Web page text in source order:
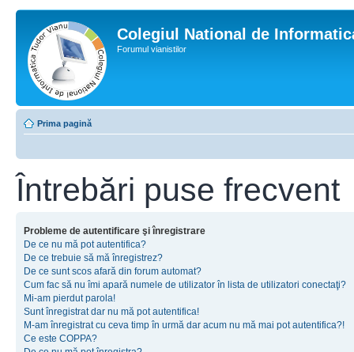
Colegiul National de
Forumul vianistilor
Prima pagină
Întrebări puse frecvent
Probleme de autentificare şi înregistrare
De ce nu mă pot autentifica?
De ce trebuie să mă înregistrez?
De ce sunt scos afară din forum automat?
Cum fac să nu îmi apară numele de utilizator în lista de utilizatori conectaţi?
Mi-am pierdut parola!
Sunt înregistrat dar nu mă pot autentifica!
M-am înregistrat cu ceva timp în urmă dar acum nu mă mai pot autentifica?!
Ce este COPPA?